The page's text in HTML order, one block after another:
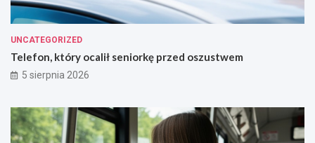
UNCATEGORIZED
Telefon, który ocalił seniorkę przed oszustwem
5 sierpnia 2026